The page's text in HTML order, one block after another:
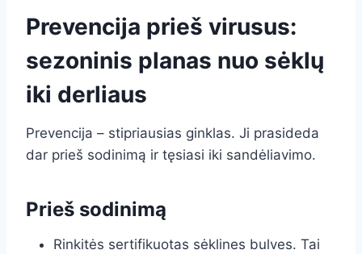
Prevencija prieš virusus:
sezoninis planas nuo sėklų
iki derliaus
Prevencija – stipriausias ginklas. Ji prasideda
dar prieš sodinimą ir tęsiasi iki sandėliavimo.
Prieš sodinimą
Rinkitės sertifikuotas sėklines bulves. Tai